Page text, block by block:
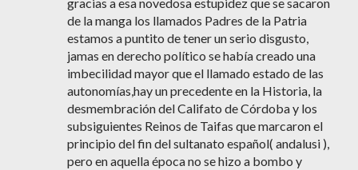
de la manga los llamados Padres de la Patria
estamos a puntito de tener un serio disgusto,
jamas en derecho político se había creado una
imbecilidad mayor que el llamado estado de las
autonomías,hay un precedente en la Historia, la
desmembración del Califato de Córdoba y los
subsiguientes Reinos de Taifas que marcaron el
principio del fin del sultanato español( andalusi ),
pero en aquella época no se hizo a bombo y